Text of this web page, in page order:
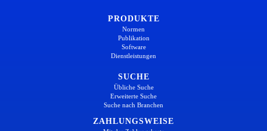
PRODUKTE
Normen
Publikation
Software
Dienstleistungen
SUCHE
Übliche Suche
Erweiterte Suche
Suche nach Branchen
ZAHLUNGSWEISE